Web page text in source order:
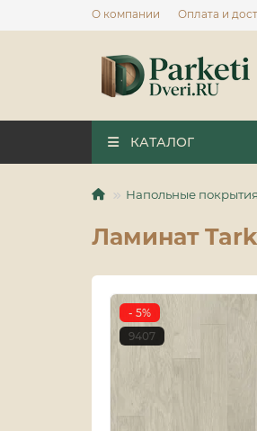
О компании Оплата и
КАТАЛОГ
Напольные покрытия
Ламинат
- 5%
9407